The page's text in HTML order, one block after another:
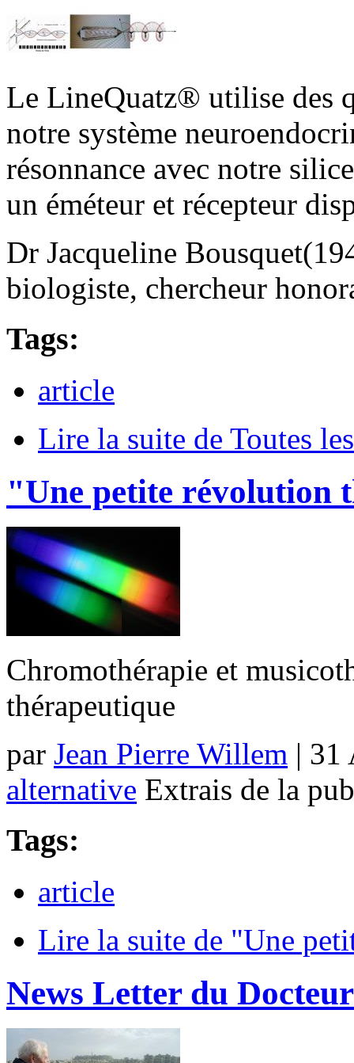
Le LineQuatz® utilise des
notre système
résonnance avec notre
un éméteur et récepteur
Dr Jacqueline
biologiste, chercheur
Tags:
article
Lire la suite de Toutes
"Une petite révolution
Chromothérapie et
thérapeutique
par Jean Pierre Willem | 31
alternative Extrais de la
Tags:
article
Lire la suite de "Une
News Letter du